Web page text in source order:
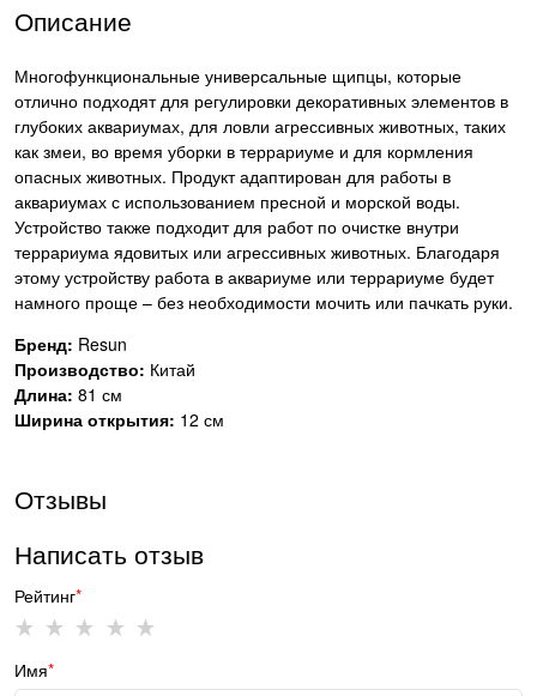
Описание
Многофункциональные универсальные щипцы, которые
отлично подходят для регулировки декоративных элементов в
глубоких аквариумах, для ловли агрессивных животных, таких
как змеи, во время уборки в террариуме и для кормления
опасных животных. Продукт адаптирован для работы в
аквариумах с использованием пресной и морской воды.
Устройство также подходит для работ по очистке внутри
террариума ядовитых или агрессивных животных. Благодаря
этому устройству работа в аквариуме или террариуме будет
намного проще – без необходимости мочить или пачкать руки.
Бренд: Resun
Производство: Китай
Длина: 81 см
Ширина открытия: 12 см
Отзывы
Написать отзыв
Рейтинг
Имя